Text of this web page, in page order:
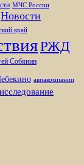
МЧС России
Новости
край
РЖД
Собянин
авиакомпании
исследование